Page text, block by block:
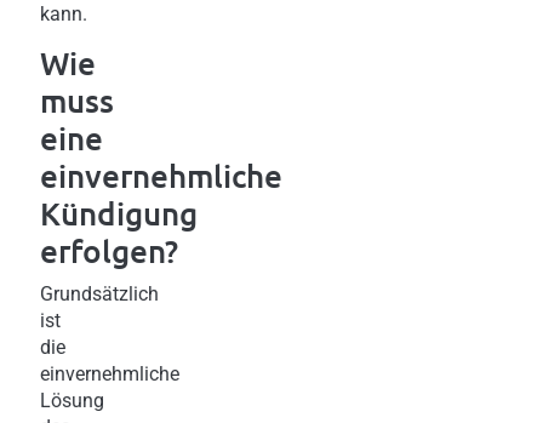
kann.
Wie
muss
eine
einvernehmliche
Kündigung
erfolgen?
Grundsätzlich
ist
die
einvernehmliche
Lösung